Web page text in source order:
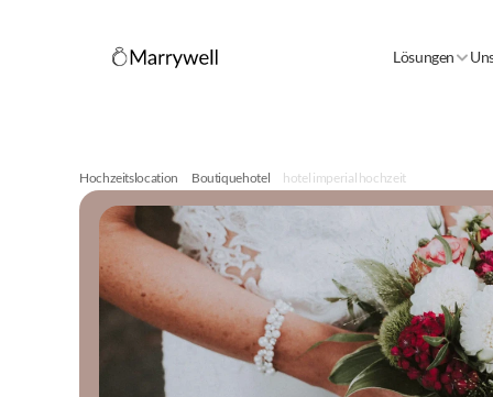
Lösungen
Hochzeitslocation Boutiquehotel hotel imperial hochzeit